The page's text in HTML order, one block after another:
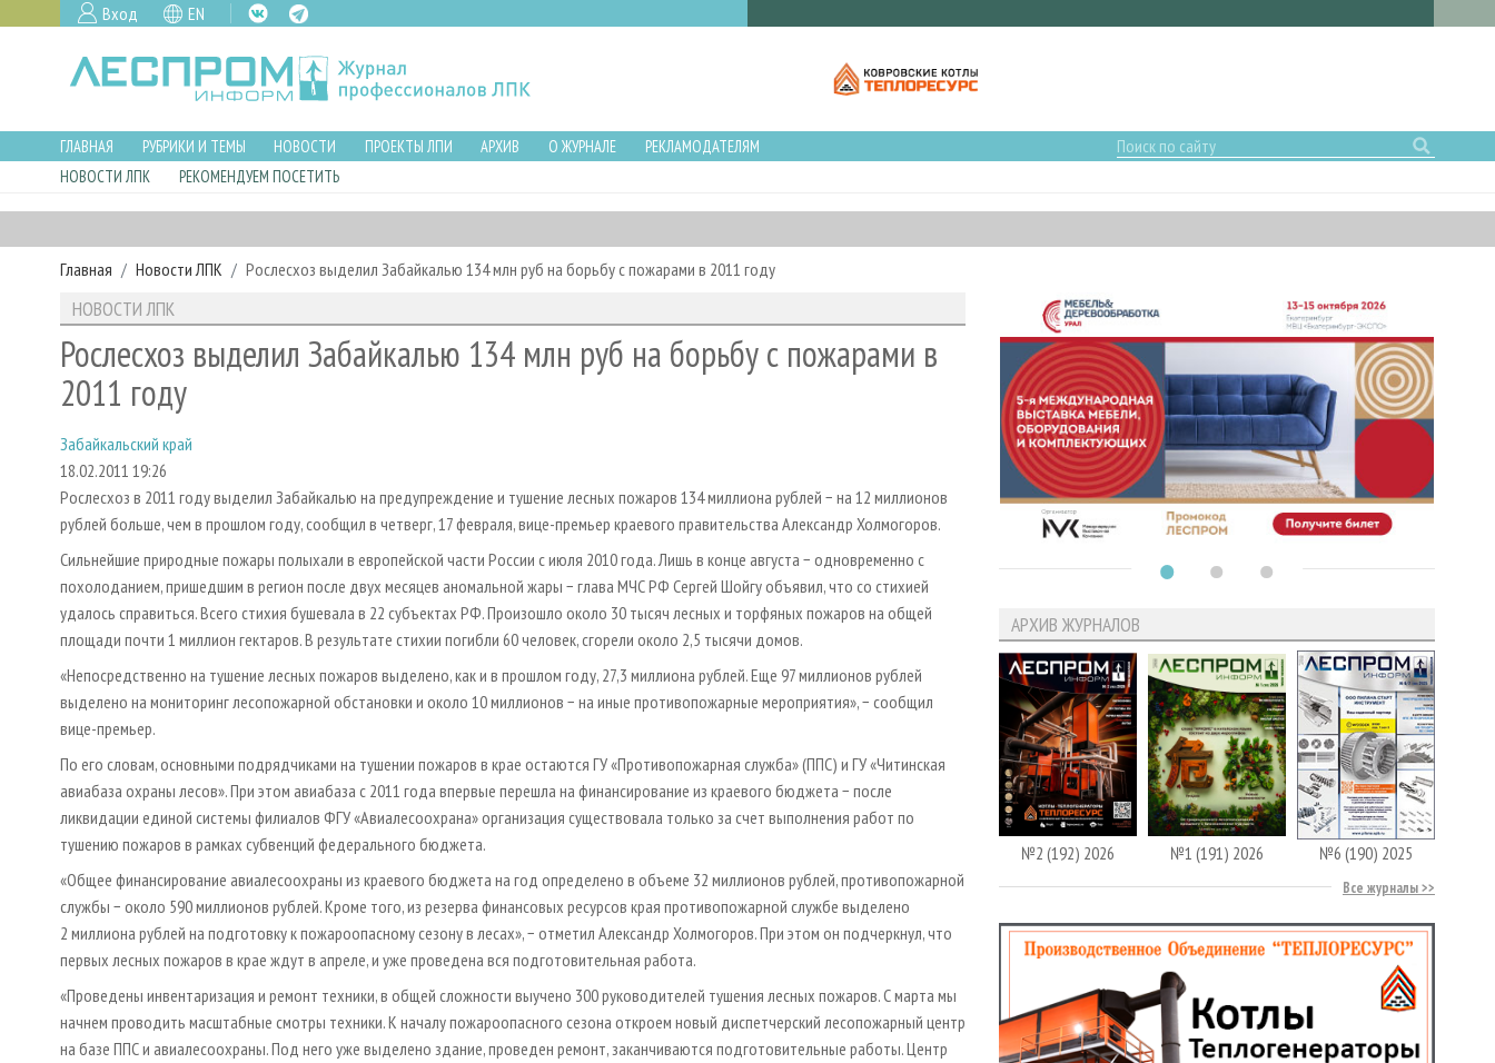
Вход EN
ГЛАВНАЯ РУБРИКИ И ТЕМЫ НОВОСТИ ПРОЕКТЫ ЛПИ АРХИВ О ЖУРНАЛЕ
РЕКЛАМОДАТЕЛЯМ
НОВОСТИ ЛПК
РЕКОМЕНДУЕМ ПОСЕТИТЬ
Главная Новости ЛПК Рослесхоз выделил Забайкалью 134 млн руб на борьбу с пожарами в 2011 году
НОВОСТИ ЛПК
Рослесхоз выделил Забайкалью 134 млн руб на борьбу с пожарами в
2011 году
Забайкальский край
18.02.2011 19:26
Рослесхоз в 2011 году выделил Забайкалью на предупреждение и тушение лесных пожаров 134 миллиона рублей − на 12 миллионов
рублей больше, чем в прошлом году, сообщил в четверг, 17 февраля, вице-премьер краевого правительства Александр Холмогоров.
Сильнейшие природные пожары полыхали в европейской части России с июля 2010 года. Лишь в конце августа − одновременно с
похолоданием, пришедшим в регион после двух месяцев аномальной жары − глава МЧС РФ Сергей Шойгу объявил, что со стихией
удалось справиться. Всего стихия бушевала в 22 субъектах РФ. Произошло около 30 тысяч лесных и торфяных пожаров на общей
площади почти 1 миллион гектаров. В результате стихии погибли 60 человек, сгорели около 2,5 тысячи домов.
«Непосредственно на тушение лесных пожаров выделено, как и в прошлом году, 27,3 миллиона рублей. Еще 97 миллионов рублей
выделено на мониторинг лесопожарной обстановки и около 10 миллионов − на иные противопожарные мероприятия», − сообщил
вице-премьер.
По его словам, основными подрядчиками на тушении пожаров в крае остаются ГУ «Противопожарная служба» (ППС) и ГУ «Читинская
авиабаза охраны лесов». При этом авиабаза с 2011 года впервые перешла на финансирование из краевого бюджета − после
ликвидации единой системы филиалов ФГУ «Авиалесоохрана» организация существовала только за счет выполнения работ по
тушению пожаров в рамках субвенций федерального бюджета.
«Общее финансирование авиалесоохраны из краевого бюджета на год определено в объеме 32 миллионов рублей, противопожарной
службы − около 590 миллионов рублей. Кроме того, из резерва финансовых ресурсов края противопожарной службе выделено
2 миллиона рублей на подготовку к пожароопасному сезону в лесах», − отметил Александр Холмогоров. При этом он подчеркнул, что
первых лесных пожаров в крае ждут в апреле, и уже проведена вся подготовительная работа.
«Проведены инвентаризация и ремонт техники, в общей сложности выучено 300 руководителей тушения лесных пожаров. С марта мы
начнем проводить масштабные смотры техники. К началу пожароопасного сезона откроем новый диспетчерский лесопожарный центр
на базе ППС и авиалесоохраны. Под него уже выделено здание, проведен ремонт, заканчиваются подготовительные работы. Центр
АРХИВ ЖУРНАЛОВ
№2 (192) 2026 №1 (191) 2026 №6 (190) 2025
Все журналы